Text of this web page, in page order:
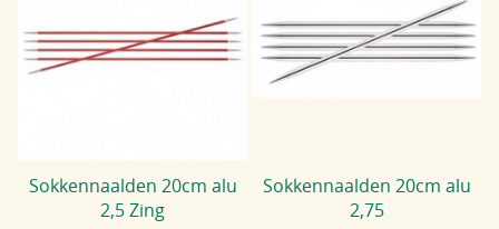
Sokkennaalden 20cm alu
2,5 Zing
Sokkennaalden 20cm alu
2,75